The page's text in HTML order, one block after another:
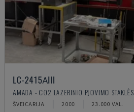
LC-2415ΑIII
AMADA - CO2 LAZERINIO PJOVIMO STAKLĖS
ŠVEICARIJA 2000 23.000 VAL.